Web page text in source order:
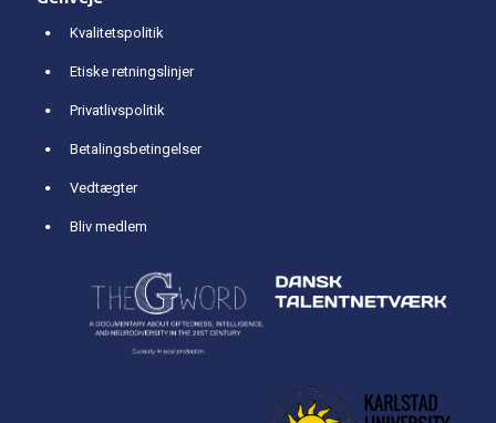
Kvalitetspolitik
Etiske retningslinjer
Privatlivspolitik
Betalingsbetingelser
Vedtægter
Bliv medlem